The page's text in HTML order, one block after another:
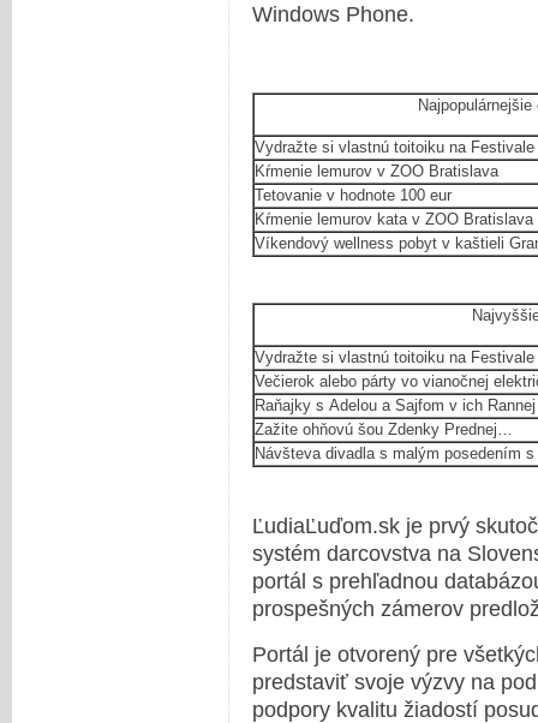
Windows Phone.
Vydražte si vlastnú toitoiku na
Kŕmenie lemurov v ZOO Bratislava
Tetovanie v hodnote 100 eur
Kŕmenie lemurov kata v ZOO Bratislava
Víkendový wellness pobyt v kaštieli
Vydražte si vlastnú toitoiku na
Večierok alebo párty vo vianočnej
Raňajky s Adelou a Sajfom v ich
Zažite ohňovú šou Zdenky Prednej…
Návšteva divadla s malým posedením
ĽudiaĽuďom.sk je prvý
systém darcovstva na
portál s prehľadnou
prospešných zámerov
Portál je otvorený pre
predstaviť svoje výzvy na
podpory kvalitu žiadostí